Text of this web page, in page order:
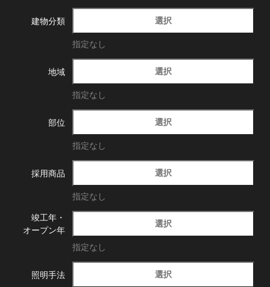
建物分類 選択
指定なし
地域 選択
指定なし
部位 選択
指定なし
採用商品 選択
指定なし
竣工年・
オープン年
選択
指定なし
照明手法 選択